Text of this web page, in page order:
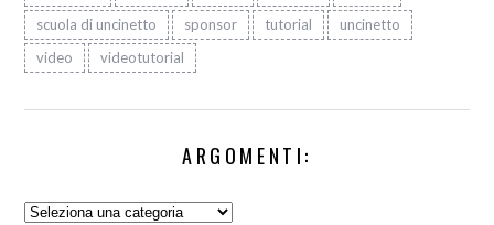
scuola di uncinetto
sponsor tutorial
uncinetto
video
videotutorial
ARGOMENTI:
Argomenti: